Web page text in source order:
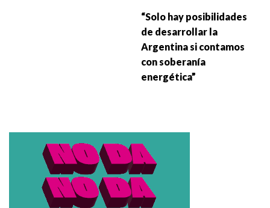
“Solo hay posibilidades
de desarrollar la
Argentina si contamos
con soberanía
energética”